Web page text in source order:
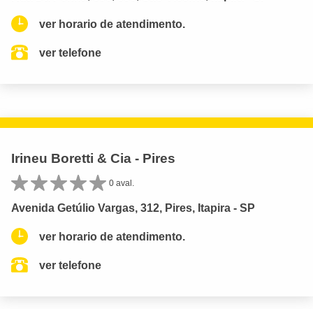
ver horario de atendimento.
ver telefone
Irineu Boretti & Cia - Pires
0 aval.
Avenida Getúlio Vargas, 312, Pires, Itapira - SP
ver horario de atendimento.
ver telefone